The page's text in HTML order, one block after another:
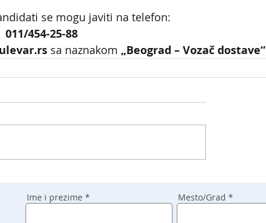
se mogu javiti na telefon:
011/454-25-88
sa naznakom „Beograd – Vozač dostave“
Ime i prezime Mesto/Grad